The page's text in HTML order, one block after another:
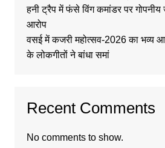
हनी ट्रैप में फंसे विंग कमांडर पर
आरोप
वसई में कजरी महोत्सव-2026 का भव्य
के लोकगीतों ने बांधा समां
Recent Comments
No comments to show.